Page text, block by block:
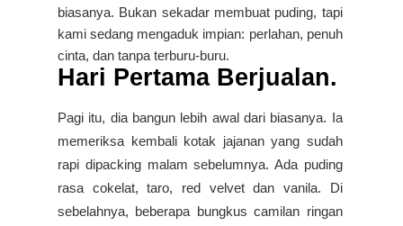
biasanya. Bukan sekadar membuat puding, tapi
kami sedang mengaduk impian: perlahan, penuh
cinta, dan tanpa terburu-buru.
Hari Pertama Berjualan.
Pagi itu, dia bangun lebih awal dari biasanya. Ia
memeriksa kembali kotak jajanan yang sudah
rapi dipacking malam sebelumnya. Ada puding
rasa cokelat, taro, red velvet dan vanila. Di
sebelahnya, beberapa bungkus camilan ringan